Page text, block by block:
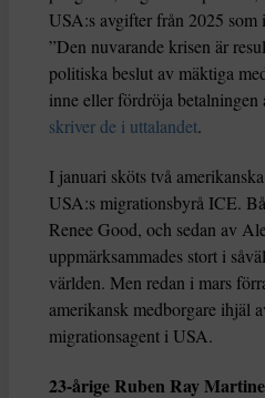
USA:s avgifter från 2025 som
”Den nuvarande krisen är
politiska beslut av mäktiga
inne eller fördröja betalningen
skriver de i uttalandet.
I januari sköts två
USA:s migrationsbyrå ICE.
Renee Good, och sedan av
uppmärksammades stort i
världen. Men redan i mars
amerikansk medborgare ihjäl
migrationsagent i USA.
23-årige Ruben Ray